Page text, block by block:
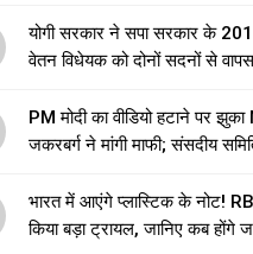
योगी सरकार ने सपा सरकार के
वेतन विधेयक को दोनों सदनों से वापस
उठाए सवाल
PM मोदी का वीडियो हटाने पर
जकरबर्ग ने मांगी माफी; संसदीय
भारत में आएंगे प्लास्टिक के नोट!
किया बड़ा ट्रायल, जानिए कब होंगे